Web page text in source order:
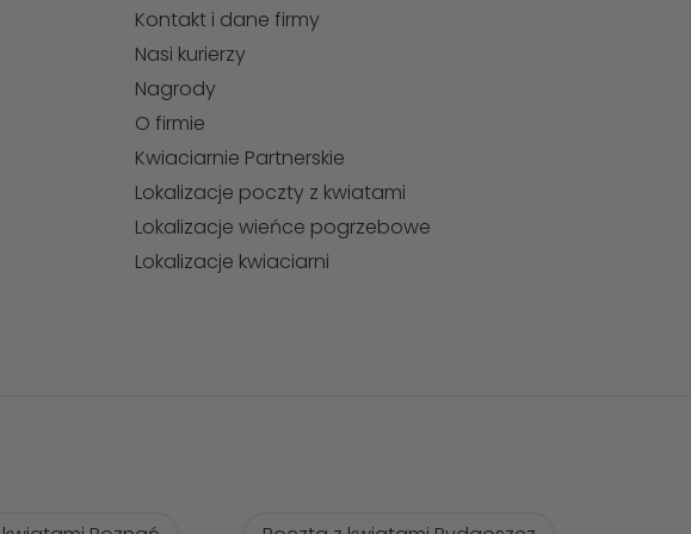
Kontakt i dane firmy
Nasi kurierzy
Nagrody
O firmie
Kwiaciarnie Partnerskie
Lokalizacje poczty z kwiatami
Lokalizacje wieńce pogrzebowe
Lokalizacje kwiaciarni